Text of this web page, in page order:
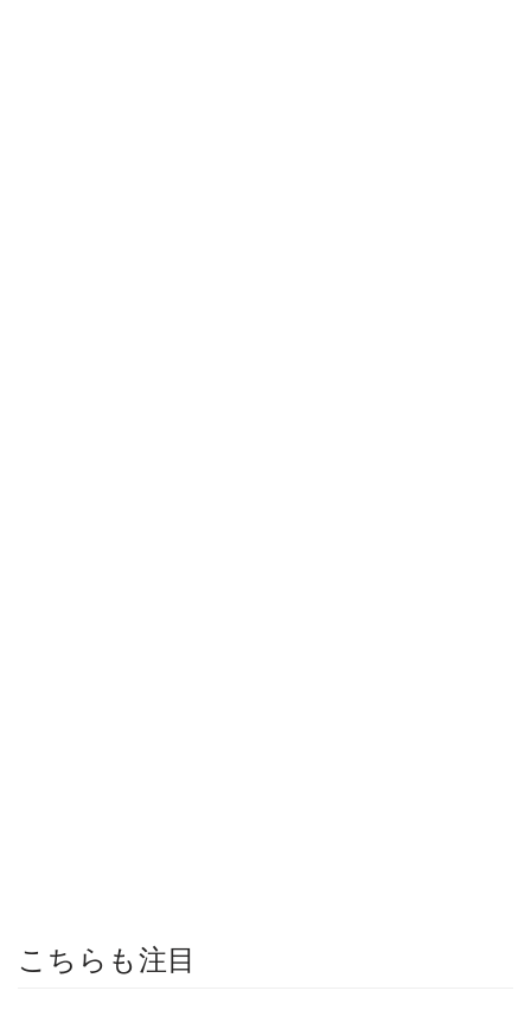
こちらも注目